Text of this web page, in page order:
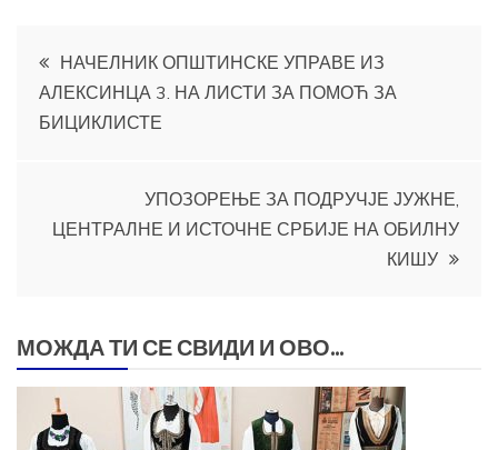
Кретање
чланка
НАЧЕЛНИК ОПШТИНСКЕ УПРАВЕ ИЗ
АЛЕКСИНЦА 3. НА ЛИСТИ ЗА ПОМОЋ ЗА
БИЦИКЛИСТЕ
УПОЗОРЕЊЕ ЗА ПОДРУЧЈЕ ЈУЖНЕ,
ЦЕНТРАЛНЕ И ИСТОЧНЕ СРБИЈЕ НА ОБИЛНУ
КИШУ
МОЖДА ТИ СЕ СВИДИ И ОВО...